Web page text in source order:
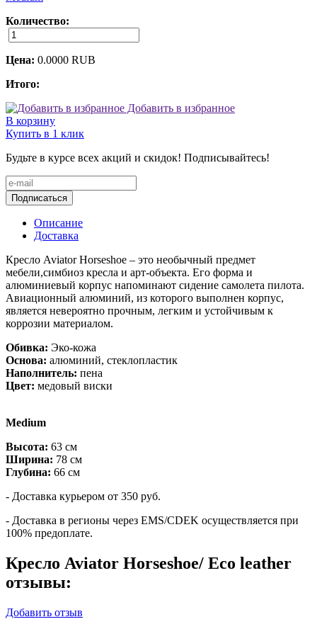
Количество:
Цена: 0.0000 RUB
Итого:
Добавить в избранное
В корзину
Купить в 1 клик
Будьте в курсе всех акций и скидок! Подписывайтесь!
Подписаться
Описание
Доставка
Кресло Aviator Horseshoe – это необычный предмет
мебели,симбиоз кресла и арт-объекта. Его форма и
алюминиевый корпус напоминают сидение самолета пилота.
Авиационный алюминий, из которого выполнен корпус,
является невероятно прочным, легким и устойчивым к
коррозии материалом.
Обивка: Эко-кожа
Основа: алюминий, стеклопластик
Наполнитель: пена
Цвет: медовый виски
Medium
Высота: 63 см
Ширина: 78 см
Глубина: 66 см
- Доставка курьером от 350 руб.
- Доставка в регионы через EMS/CDEK осуществляется при
100% предоплате.
Кресло Aviator Horseshoe/ Eco leather
отзывы:
Добавить отзыв